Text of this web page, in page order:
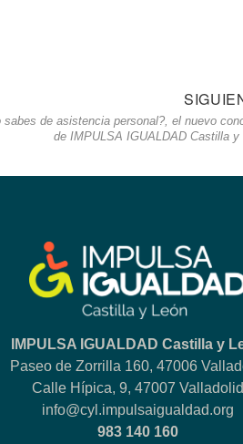
sabes de asistencia personal?, el nuevo
de IMPULSA IGUALDAD Castilla y
IMPULSA IGUALDAD Castilla y
Paseo de Zorrilla 160, 47006
Calle Hípica, 9, 47007 Valladolid
info@cyl.impulsaigualdad.org
983 140 160